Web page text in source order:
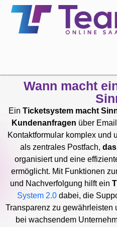
Wann macht
Ein Ticketsystem macht
Kundenanfragen über
Kontaktformular komplex und
als zentrales Postfach,
organisiert und eine
ermöglicht. Mit Funktionen
und Nachverfolgung hilft ein
System 2.0dabei, die
Transparenz zu gewährleisten
bei wachsendem